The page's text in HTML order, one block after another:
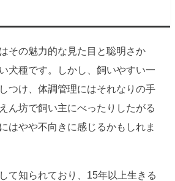
その魅力的な見た目と聡明さか
犬種です。しかし、飼いやすい一
つけ、体調管理にはそれなりの手
ん坊で飼い主にべったりしたがる
はやや不向きに感じるかもしれま
て知られており、15年以上生きる